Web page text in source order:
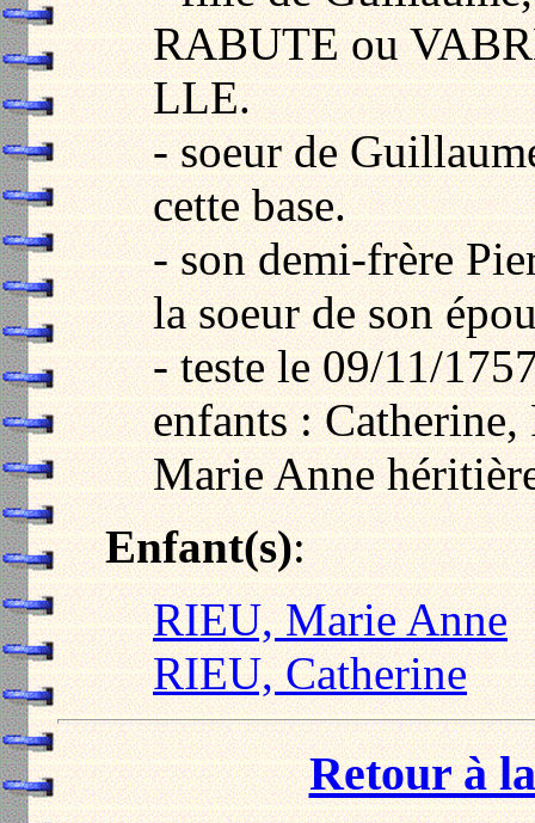
RABUTE ou
LLE.
- soeur de
cette base.
- son demi-frère
la soeur de son
- teste le 09/11/
enfants : Catherine,
Marie Anne
Enfant(s):
RIEU, Marie Anne
RIEU, Catherine
Retour à